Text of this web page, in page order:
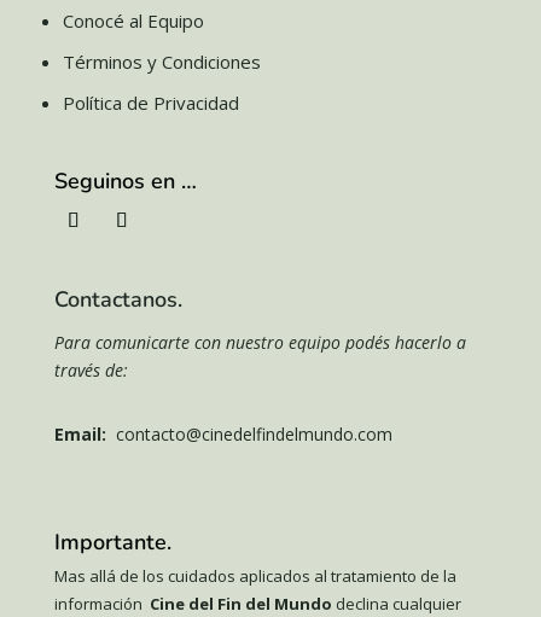
Conocé al Equipo
Términos y Condiciones
Política de Privacidad
Seguinos en …
Contactanos.
Para comunicarte con nuestro equipo podés hacerlo a
través de:
Email: contacto@cinedelfindelmundo.com
Importante.
Mas allá de los cuidados aplicados al tratamiento de la
información Cine del Fin del Mundo declina cualquier